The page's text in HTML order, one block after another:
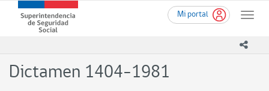
contenido
Mi portal
Toggle
Superintendencia
de
-
Dictamen 1404-1981